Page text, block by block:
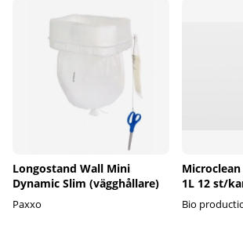
Longostand Wall Mini
Dynamic Slim (vägghållare)
Paxxo
1L 12 st/
Bio